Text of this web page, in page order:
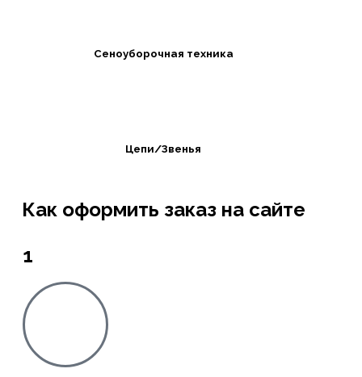
Сеноуборочная техника
Цепи/Звенья
Как оформить заказ на сайте
1